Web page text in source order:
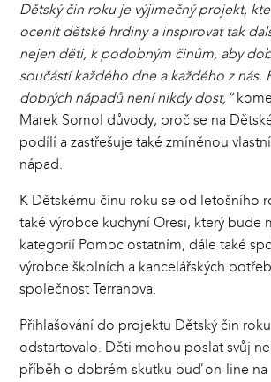
Dětský čin roku je výjimečný projekt,
ocenit dětské hrdiny a inspirovat tak
nejen děti, k podobným činům, aby
součástí každého dne a každého z nás.
dobrých nápadů není nikdy dost,“
Marek Somol důvody, proč se na
podílí a zastřešuje také zmíněnou
nápad.
K Dětskému činu roku se od letošního
také výrobce kuchyní Oresi, který bude
kategorií Pomoc ostatním, dále také
výrobce školních a kancelářských
společnost Terranova.
Přihlašování do projektu Dětský čin
odstartovalo. Děti mohou poslat svůj
příběh o dobrém skutku buď on-line na